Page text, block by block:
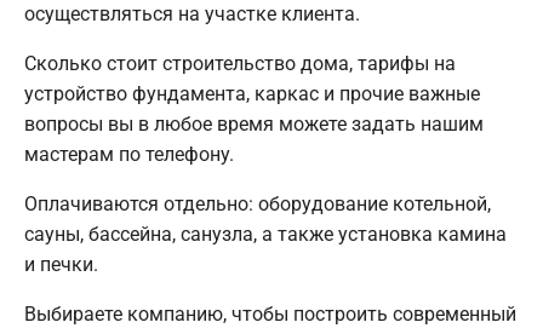
осуществляться на участке клиента.
Сколько стоит строительство дома, тарифы на
устройство фундамента, каркас и прочие важные
вопросы вы в любое время можете задать нашим
мастерам по телефону.
Оплачиваются отдельно: оборудование котельной,
сауны, бассейна, санузла, а также установка камина
и печки.
Выбираете компанию, чтобы построить современный